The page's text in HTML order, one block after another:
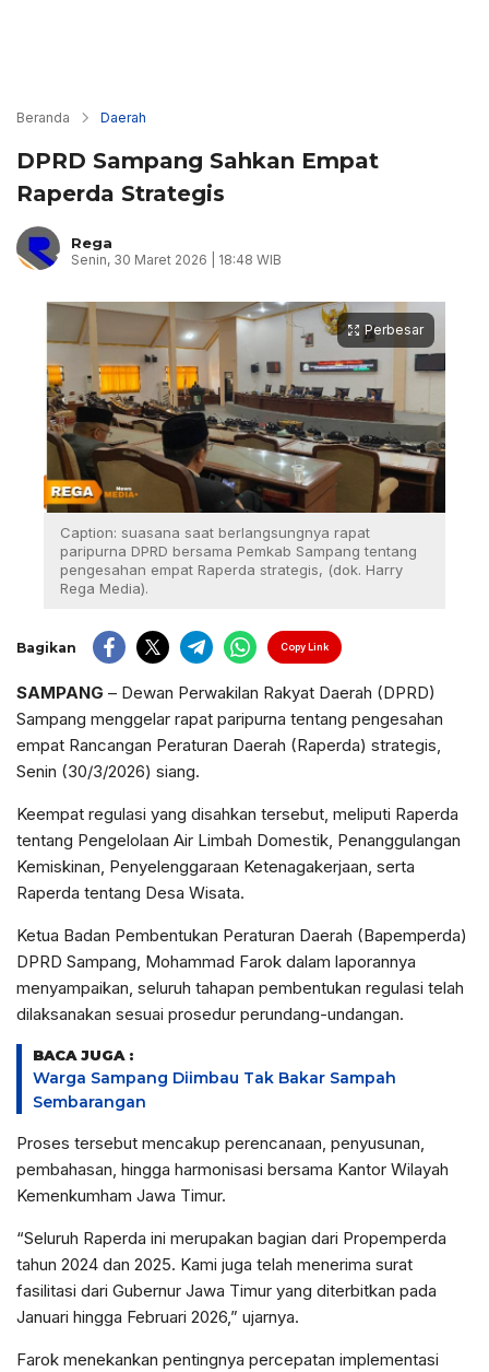
Beranda Daerah
DPRD Sampang Sahkan Empat
Raperda Strategis
Rega
Senin, 30 Maret 2026 | 18:48 WIB
Perbesar
Caption: suasana saat berlangsungnya rapat
paripurna DPRD bersama Pemkab Sampang tentang
pengesahan empat Raperda strategis, (dok. Harry
Rega Media).
Bagikan Copy Link
SAMPANG – Dewan Perwakilan Rakyat Daerah (DPRD)
Sampang menggelar rapat paripurna tentang pengesahan
empat Rancangan Peraturan Daerah (Raperda) strategis,
Senin (30/3/2026) siang.
Keempat regulasi yang disahkan tersebut, meliputi Raperda
tentang Pengelolaan Air Limbah Domestik, Penanggulangan
Kemiskinan, Penyelenggaraan Ketenagakerjaan, serta
Raperda tentang Desa Wisata.
Ketua Badan Pembentukan Peraturan Daerah (Bapemperda)
DPRD Sampang, Mohammad Farok dalam laporannya
menyampaikan, seluruh tahapan pembentukan regulasi telah
dilaksanakan sesuai prosedur perundang-undangan.
BACA JUGA :
Warga Sampang Diimbau Tak Bakar Sampah
Sembarangan
Proses tersebut mencakup perencanaan, penyusunan,
pembahasan, hingga harmonisasi bersama Kantor Wilayah
Kemenkumham Jawa Timur.
“Seluruh Raperda ini merupakan bagian dari Propemperda
tahun 2024 dan 2025. Kami juga telah menerima surat
fasilitasi dari Gubernur Jawa Timur yang diterbitkan pada
Januari hingga Februari 2026,” ujarnya.
Farok menekankan pentingnya percepatan implementasi